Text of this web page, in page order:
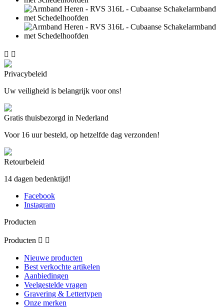
 
Privacybeleid
Uw veiligheid is belangrijk voor ons!
Gratis thuisbezorgd in Nederland
Voor 16 uur besteld, op hetzelfde dag verzonden!
Retourbeleid
14 dagen bedenktijd!
Facebook
Instagram
Producten
Producten  
Nieuwe producten
Best verkochte artikelen
Aanbiedingen
Veelgestelde vragen
Gravering & Lettertypen
Onze merken